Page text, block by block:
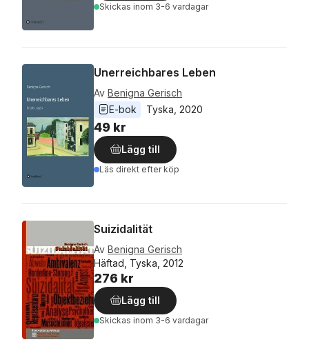
Skickas inom 3-6 vardagar
Unerreichbares Leben
Av Benigna Gerisch
E-bok
Tyska 2020
49 kr
Lägg till
Läs direkt efter köp
Suizidalität
Av Benigna Gerisch
Häftad, Tyska, 2012
276 kr
Lägg till
Skickas inom 3-6 vardagar